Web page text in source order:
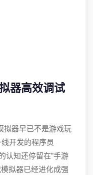
器高效调试
拟器早已不是游戏玩
开发的程序员
认知还停留在"手游
拟器已经进化成强